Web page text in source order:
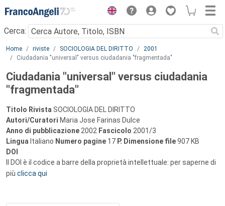
Menu
Cerca:
Main content
Home riviste SOCIOLOGIA DEL DIRITTO
2001
Ciudadania "universal" versus ciudadania "fragmentada"
Ciudadania "universal" versus ciudadania
"fragmentada"
Titolo Rivista SOCIOLOGIA DEL DIRITTO
Autori/Curatori Maria Jose Farinas Dulce
Anno di pubblicazione 2002 Fascicolo 2001/3
Lingua Italiano Numero pagine 17 P. Dimensione file907 KB
DOI
Il DOI è il codice a barre della proprietà intellettuale: per saperne di
più clicca qui